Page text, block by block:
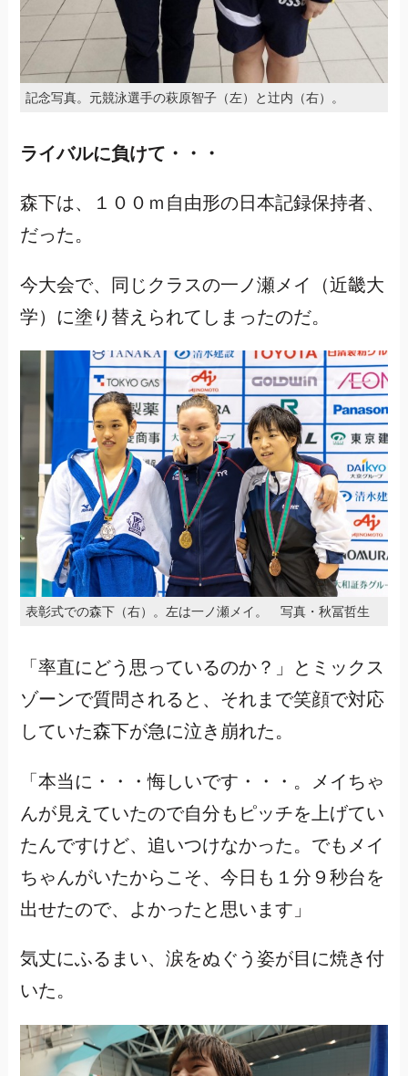
記念写真。元競泳選手の萩原智子（左）と辻内（右）。
ライバルに負けて・・・
森下は、１００ｍ自由形の日本記録保持者、
だった。
今大会で、同じクラスの一ノ瀬メイ（近畿大
学）に塗り替えられてしまったのだ。
表彰式での森下（右）。左は一ノ瀬メイ。 写真・秋冨哲生
「率直にどう思っているのか？」とミックス
ゾーンで質問されると、それまで笑顔で対応
していた森下が急に泣き崩れた。
「本当に・・・悔しいです・・・。メイちゃ
んが見えていたので自分もピッチを上げてい
たんですけど、追いつけなかった。でもメイ
ちゃんがいたからこそ、今日も１分９秒台を
出せたので、よかったと思います」
気丈にふるまい、涙をぬぐう姿が目に焼き付
いた。